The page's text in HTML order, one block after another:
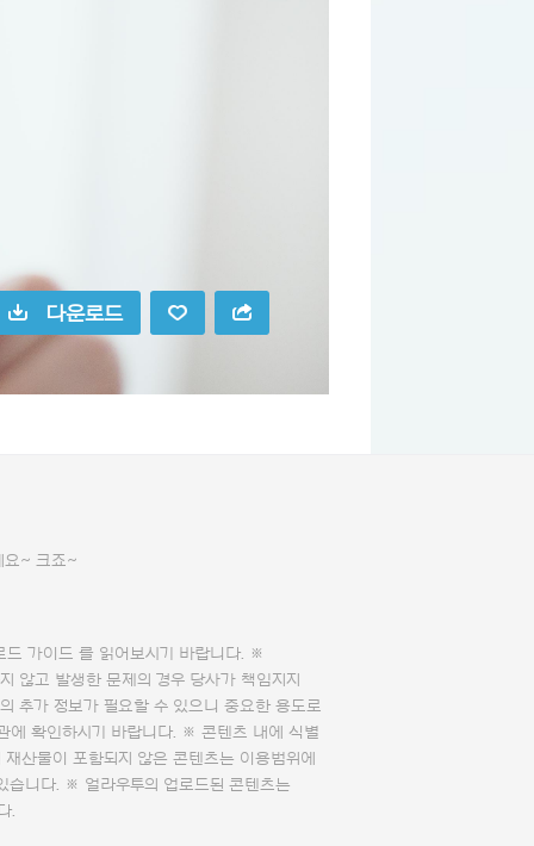
다운로드
요~ 크죠~
드 가이드 를 읽어보시기 바랍니다. ※
않고 발생한 문제의 경우 당사가 책임지지
추가 정보가 필요할 수 있으니 중요한 용도로
에 확인하시기 바랍니다. ※ 콘텐츠 내에 식별
산물이 포함되지 않은 콘텐츠는 이용범위에
습니다. ※ 얼라우투의 업로드된 콘텐츠는
.